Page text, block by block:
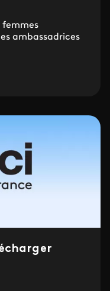
femmes
ambassadrices